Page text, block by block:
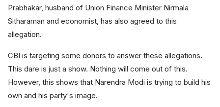
Prabhakar, husband of Union Finance Minister Nirmala
Sitharaman and economist, has also agreed to this
allegation.
CBI is targeting some donors to answer these allegations.
This dare is just a show. Nothing will come out of this.
However, this shows that Narendra Modi is trying to build his
own and his party's image.